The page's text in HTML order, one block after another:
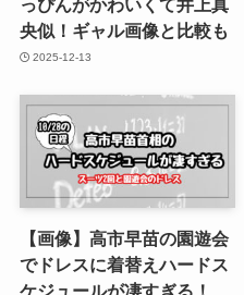
っぴんがかわいくて井上真
央似！ギャル画像と比較も
2025-12-13
【画像】高市早苗の園遊会
でドレスに着替えハードス
ケジュールが凄すぎる！